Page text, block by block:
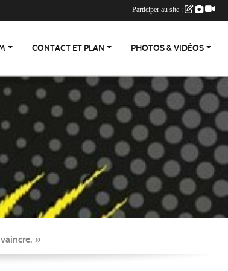
CONTACT ET PLAN PHOTOS & VIDÉOS
»
Participer au site :